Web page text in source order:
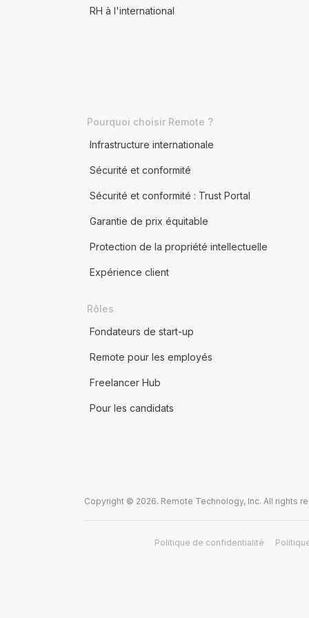
RH à l'international
Pourquoi choisir Remote ?
Infrastructure internationale
Sécurité et conformité
Sécurité et conformité : Trust Portal
Garantie de prix équitable
Protection de la propriété intellectuelle
Expérience client
Rôles
Fondateurs de start-up
Remote pour les employés
Freelancer Hub
Pour les candidats
Copyright © 2026. Remote Technology, Inc. All rights
Politique de confidentialité